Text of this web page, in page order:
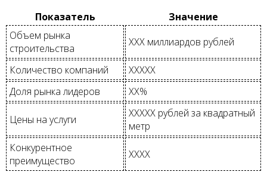
Показатель
Значение
Объем рынка
строительства
XXX миллиардов рублей
Количество компаний
XXXXX
Доля рынка лидеров
XX%
Цены на услуги
XXXXX рублей за квадратный
метр
Конкурентное
преимущество
XXXX